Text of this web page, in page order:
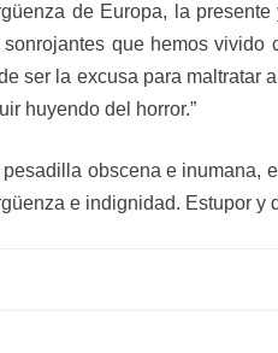
de Europa, la
que hemos vivido
ser la excusa para maltratar
huyendo del horror.”
obscena e inumana,
e indignidad. Estupor y